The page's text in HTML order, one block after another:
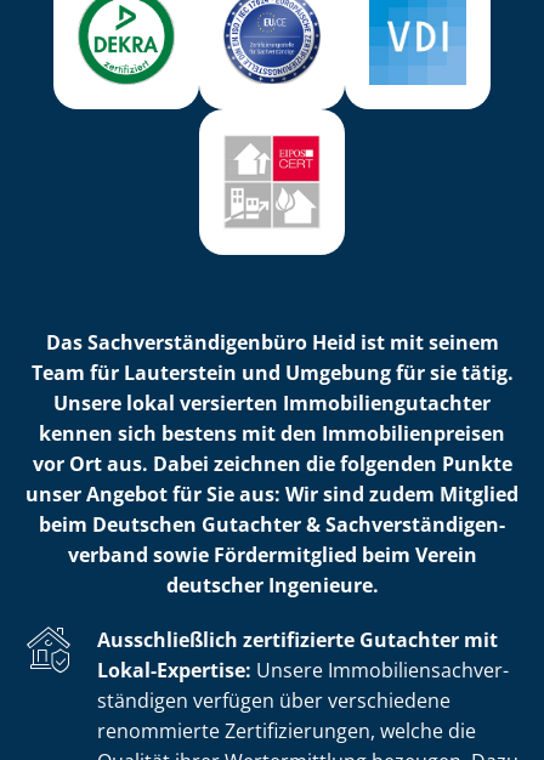
Das Sach­ver­stän­di­gen­bü­ro Heid ist mit seinem
Team für Lauterstein und Umgebung für sie tätig.
Unsere lokal versierten Im­mo­bi­li­en­gut­ach­ter
kennen sich bestens mit den Im­mo­bi­li­en­prei­sen
vor Ort aus. Dabei zeichnen die folgenden Punkte
unser Angebot für Sie aus: Wir sind zudem Mitglied
beim Deutschen Gutachter & Sach­ver­stän­di­gen­
ver­band sowie Fördermitglied beim Verein
deutscher Ingenieure.
Ausschließlich zertifizierte Gutachter mit
Lokal-Expertise: Unsere Im­mo­bi­li­en­sach­ver­
stän­di­gen verfügen über verschiedene
renommierte Zer­ti­fi­zie­run­gen, welche die